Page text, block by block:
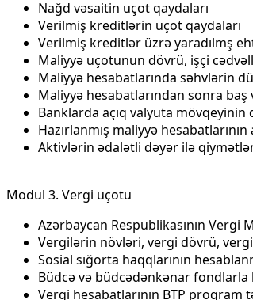
Nağd vəsaitin uçot qaydaları
Verilmiş kreditlərin uçot qaydaları
Verilmiş kreditlər üzrə yaradılmş
Maliyyə uçotunun dövrü, işçi
Maliyyə hesabatlarında səhvlərin
Maliyyə hesabatlarından sonra
Banklarda açıq valyuta
Hazırlanmış maliyyə
Aktivlərin ədalətli dəyər ilə
Modul 3. Vergi uçotu
Azərbaycan Respublikasının Vergi
Vergilərin növləri, vergi dövrü,
Sosial sığorta haqqlarının
Büdcə və büdcədənkənar
Vergi hesabatlarının BTP